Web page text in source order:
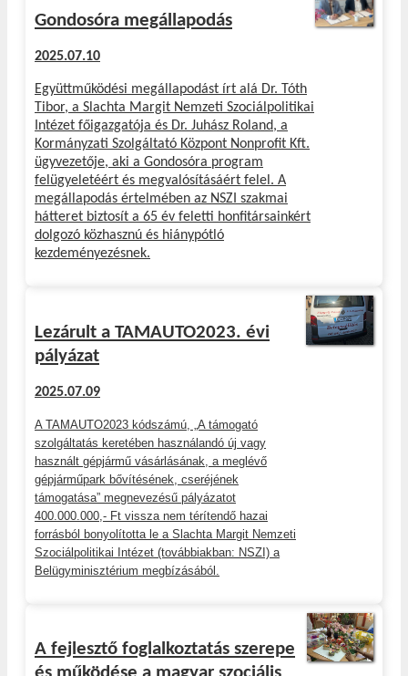
Gondosóra megállapodás
2025.07.10
Együttműködési megállapodást írt alá Dr. Tóth
Tibor, a Slachta Margit Nemzeti Szociálpolitikai
Intézet főigazgatója és Dr. Juhász Roland, a
Kormányzati Szolgáltató Központ Nonprofit Kft.
ügyvezetője, aki a Gondosóra program
felügyeletéért és megvalósításáért felel. A
megállapodás értelmében az NSZI szakmai
hátteret biztosít a 65 év feletti honfitársainkért
dolgozó közhasznú és hiánypótló
kezdeményezésnek.
Lezárult a TAMAUTO2023. évi
pályázat
2025.07.09
A TAMAUTO2023 kódszámú, „A támogató
szolgáltatás keretében használandó új vagy
használt gépjármű vásárlásának, a meglévő
gépjárműpark bővítésének, cseréjének
támogatása” megnevezésű pályázatot
400.000.000,- Ft vissza nem térítendő hazai
forrásból bonyolította le a Slachta Margit Nemzeti
Szociálpolitikai Intézet (továbbiakban: NSZI) a
Belügyminisztérium megbízásából.
A fejlesztő foglalkoztatás szerepe